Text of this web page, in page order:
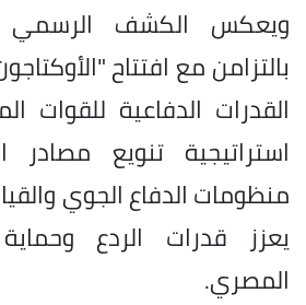
ويعكس الكشف الرسمي
بالتزامن مع افتتاح
القدرات الدفاعية للقوات
استراتيجية تنويع مصادر
منظومات الدفاع الجوي
يعزز قدرات الردع
المصري.